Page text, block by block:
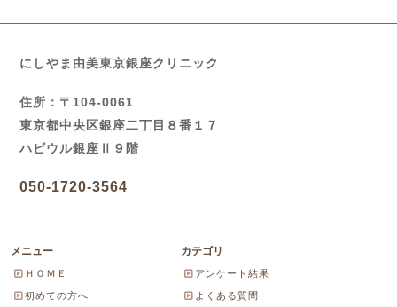
にしやま由美東京銀座クリニック
住所：〒104-0061
東京都中央区銀座二丁目８番１７
ハビウル銀座Ⅱ９階
050-1720-3564
メニュー
ＨＯＭＥ
初めての方へ
カテゴリ
アンケート結果
よくある質問